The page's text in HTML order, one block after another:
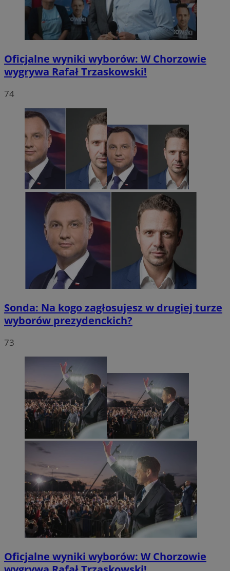
Oficjalne wyniki wyborów: W Chorzowie
wygrywa Rafał Trzaskowski!
74
Sonda: Na kogo zagłosujesz w drugiej turze
wyborów prezydenckich?
73
Oficjalne wyniki wyborów: W Chorzowie